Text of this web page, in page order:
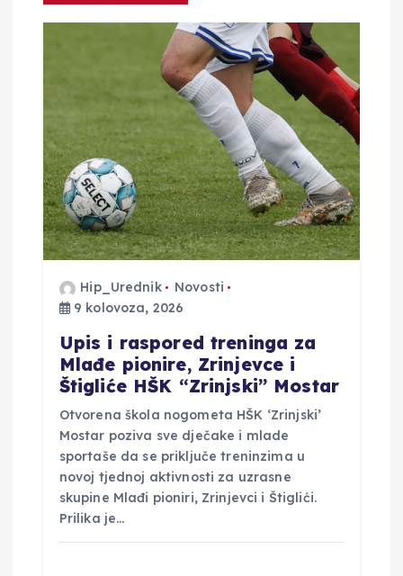
a
o
b
a
Hip_Urednik
Novosti
9 kolovoza, 2026
​Upis i raspored treninga za
Mlađe pionire, Zrinjevce i
Štigliće HŠK “Zrinjski” Mostar
​Otvorena škola nogometa HŠK ‘Zrinjski’
Mostar poziva sve dječake i mlade
sportaše da se priključe treninzima u
novoj tjednoj aktivnosti za uzrasne
skupine Mlađi pioniri, Zrinjevci i Štiglići. ​
Prilika je…